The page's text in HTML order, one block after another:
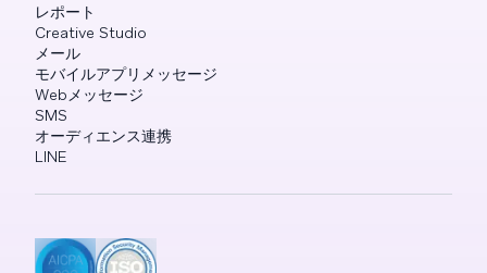
レポート
Creative Studio
メール
モバイルアプリメッセージ
Webメッセージ
SMS
オーディエンス連携
LINE